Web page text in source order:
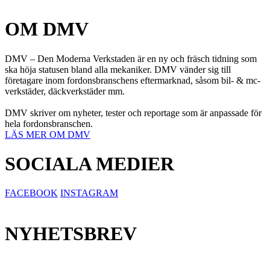
OM DMV
DMV – Den Moderna Verkstaden är en ny och fräsch tidning som
ska höja statusen bland alla mekaniker. DMV vänder sig till
företagare inom fordonsbranschens eftermarknad, såsom bil- & mc-
verkstäder, däckverkstäder mm.
DMV skriver om nyheter, tester och reportage som är anpassade för
hela fordonsbranschen.
LÄS MER OM DMV
SOCIALA MEDIER
FACEBOOK INSTAGRAM
NYHETSBREV